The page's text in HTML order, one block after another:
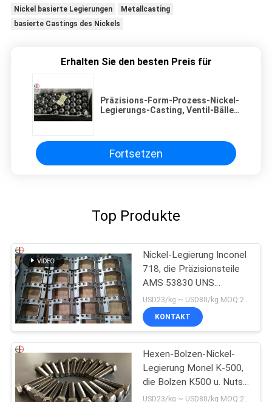
Nickel basierte Legierungen
Metallcasting
basierte Castings des Nickels
Erhalten Sie den besten Preis für
Präzisions-Form-Prozess-Nickel-
Legierungs-Casting, Ventil-Bälle
Fortsetzen
Top Produkte
Nickel-Legierung Inconel
718, die Präzisionsteile
AMS 53830 UNS
N07718 wirft
KONTAKT
Hexen-Bolzen-Nickel-
Legierung Monel K-500,
die Bolzen K500 u. Nuts
Befestiger Monel K500